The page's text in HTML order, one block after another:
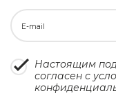
E-mail
Настоящим
согласен с